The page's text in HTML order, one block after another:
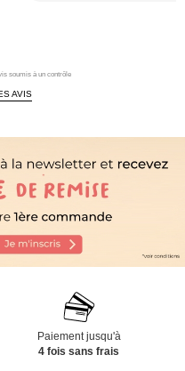
soumis à un contrôle
AVIS
Paiement jusqu'à
4 fois sans frais